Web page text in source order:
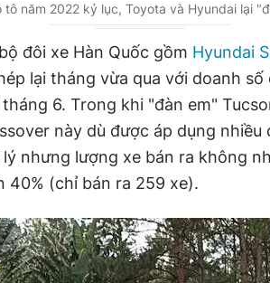
tô năm 2022 kỷ lục, Toyota và Hyundai lại
đôi xe Hàn Quốc gồm Hyundai
lại tháng vừa qua với doanh
6. Trong khi "đàn em"
này dù được áp dụng
nhưng lượng xe bán ra không
40% (chỉ bán ra 259 xe).